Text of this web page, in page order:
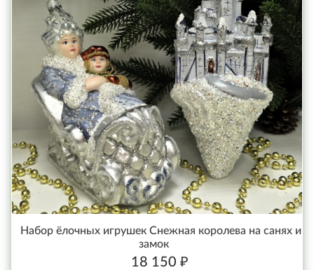
Набор ёлочных игрушек Снежная королева на санях и
замок
18 150 ₽